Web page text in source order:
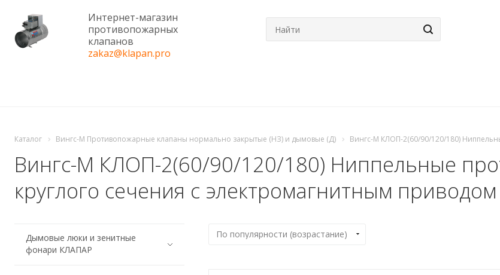
Интернет-магазин
противопожарных
клапанов
zakaz@klapan.pro
Каталог Вингс-М Противопожарные клапаны нормально закрытые (НЗ) и дымовые (Д) Вингс-М КЛОП-2(60/90/120/180)
Вингс-М КЛОП-2(60/90/120/180) Ниппельные
круглого сечения с электромагнитным приводом
Дымовые люки и зенитные
фонари КЛАПАР